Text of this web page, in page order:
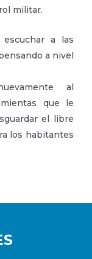
militar.
a las
a nivel
al
que le
el libre
los habitantes